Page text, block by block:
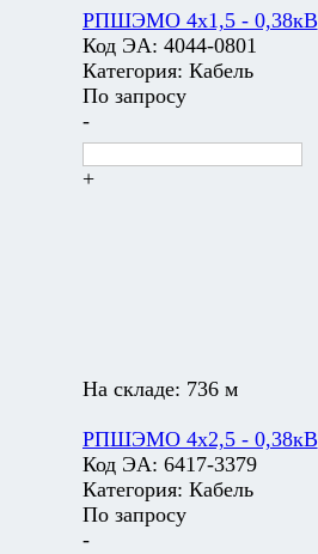
РПШЭМО 4х1,5 - 0,38кВ
Код ЭА: 4044-0801
Категория: Кабель
По запросу
-
+
На складе: 736 м
РПШЭМО 4х2,5 - 0,38кВ
Код ЭА: 6417-3379
Категория: Кабель
По запросу
-